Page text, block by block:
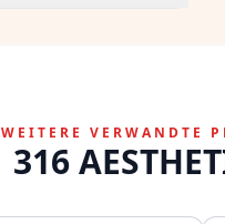
WEITERE VERWANDTE
316